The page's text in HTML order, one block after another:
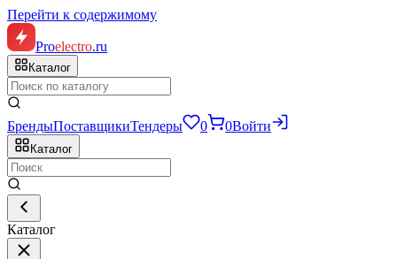
Перейти к содержимому
Proelectro.ru
Каталог
БрендыПоставщикиТендеры 0 0Войти
Каталог
Каталог